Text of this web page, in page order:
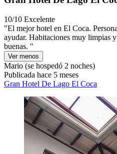
10/10 Excelente
"El mejor hotel en El Coca.
ayudar. Habitaciones muy limpias
buenas. "
Ver menos
Mario (se hospedó 2 noches)
Publicada hace 5 meses
Gran Hotel De Lago El Coca